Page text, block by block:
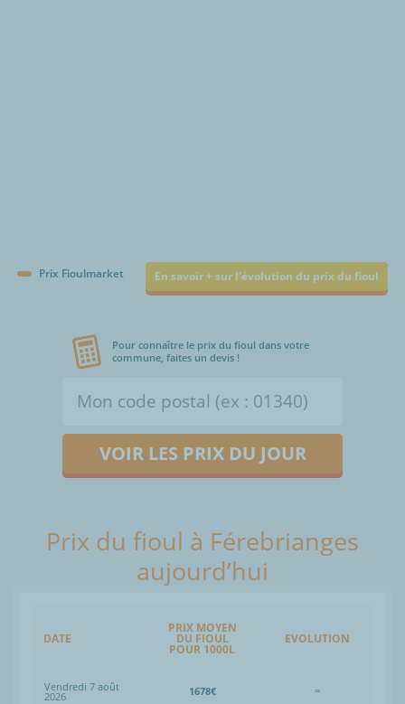
Prix Fioulmarket En savoir + sur l'évolution du prix du fioul
Pour connaître le prix du fioul dans votre
commune, faites un devis !
VOIR LES PRIX DU JOUR
Prix du fioul à Férebrianges
aujourd’hui
DATE
PRIX MOYEN
DU FIOUL
POUR 1000L
EVOLUTION
Vendredi 7 août
2026 1678€ =